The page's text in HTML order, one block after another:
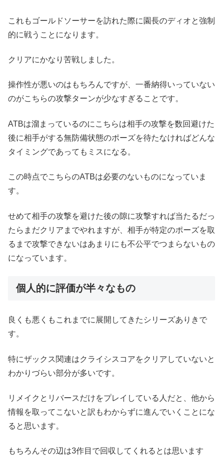
これもゴールドソーサーを訪れた際に園長のディオと強制
的に戦うことになります。
クリアにかなり苦戦しました。
操作性が悪いのはもちろんですが、一番納得いっていない
のがこちらの攻撃ターンが少なすぎることです。
ATBは溜まっているのにこちらは相手の攻撃を数回避けた
後に相手がする無防備状態のポーズを待たなければどんな
タイミングであってもミスになる。
この時点でこちらのATBは必要のないものになっていま
す。
せめて相手の攻撃を避けた後の隙に攻撃すれば当たるだっ
たらまだクリアまでやれますが、相手が特定のポーズを取
るまで攻撃できないはあまりにも不公平でつまらないもの
になっています。
個人的に評価が半々なもの
良くも悪くもこれまでに展開してきたシリーズありきで
す。
特にザックス関連はクライシスコアをクリアしていないと
わかりづらい部分が多いです。
リメイクとリバースだけをプレイしている人だと、他から
情報を取ってこないと訳もわからずに進んでいくことにな
ると思います。
もちろんその辺は3作目で回収してくれるとは思います